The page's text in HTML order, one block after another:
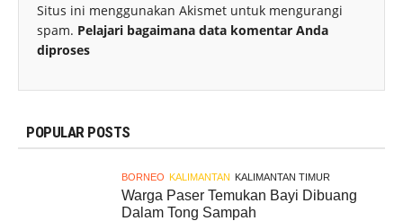
Situs ini menggunakan Akismet untuk mengurangi
spam. Pelajari bagaimana data komentar Anda
diproses
POPULAR POSTS
BORNEO KALIMANTAN KALIMANTAN TIMUR
Warga Paser Temukan Bayi Dibuang
Dalam Tong Sampah